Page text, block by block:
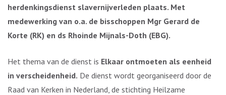
herdenkingsdienst slavernijverleden plaats. Met
medewerking van o.a. de bisschoppen Mgr Gerard de
Korte (RK) en ds Rhoinde Mijnals-Doth (EBG).
Het thema van de dienst is Elkaar ontmoeten als eenheid
in verscheidenheid. De dienst wordt georganiseerd door de
Raad van Kerken in Nederland, de stichting Heilzame